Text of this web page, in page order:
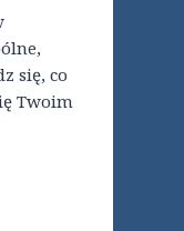
się, co
Twoim